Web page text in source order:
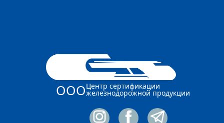
ОООЦентр сертификации
железнодорожной продукции